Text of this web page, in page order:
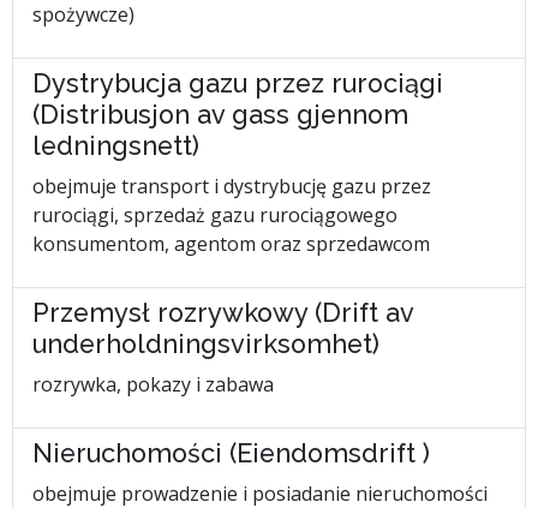
spożywcze)
Dystrybucja gazu przez rurociągi
(Distribusjon av gass gjennom
ledningsnett)
obejmuje transport i dystrybucję gazu przez
rurociągi, sprzedaż gazu rurociągowego
konsumentom, agentom oraz sprzedawcom
Przemysł rozrywkowy (Drift av
underholdningsvirksomhet)
rozrywka, pokazy i zabawa
Nieruchomości (Eiendomsdrift )
obejmuje prowadzenie i posiadanie nieruchomości